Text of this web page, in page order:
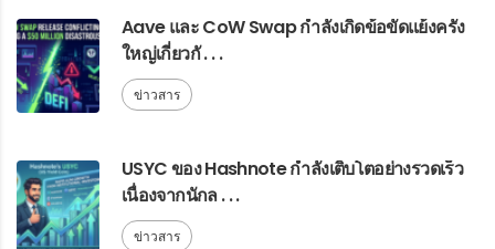
Aave และ CoW Swap กำลังเกิดข้อขัดแย้งครั้ง
ใหญ่เกี่ยวกั . . .
ข่าวสาร
USYC ของ Hashnote กำลังเติบโตอย่างรวดเร็ว
เนื่องจากนักล . . .
ข่าวสาร